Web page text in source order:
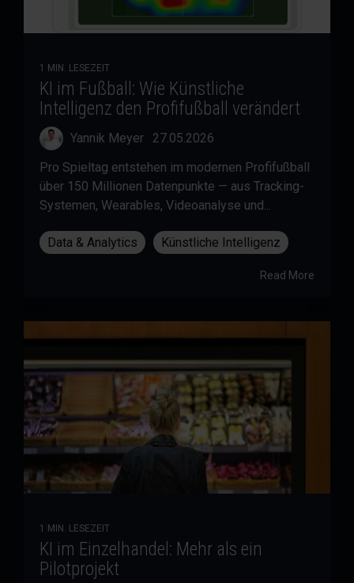
1 MIN. LESEZEIT
KI im Fußball: Wie Künstliche
Intelligenz den Profifußball verändert
Yannik Meyer
27.05.2026
Pro Spieltag entstehen im modernen Profifußball
über 150 Millionen Datenpunkte — aus Tracking-
Systemen, Wearables, Videoanalyse und...
Data & Analytics Künstliche Intelligenz
Read More
1 MIN. LESEZEIT
KI im Einzelhandel: Mehr als ein
Pilotprojekt